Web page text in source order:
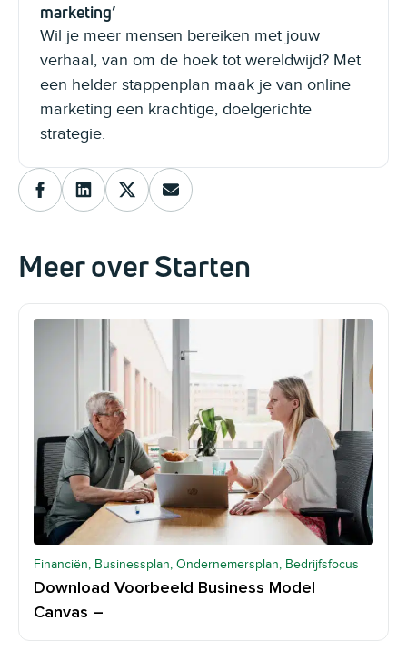
marketing’
Wil je meer mensen bereiken met jouw
verhaal, van om de hoek tot wereldwijd? Met
een helder stappenplan maak je van online
marketing een krachtige, doelgerichte
strategie.
Meer over Starten
Financiën, Businessplan, Ondernemersplan, Bedrijfsfocus
Download Voorbeeld Business Model
Canvas –